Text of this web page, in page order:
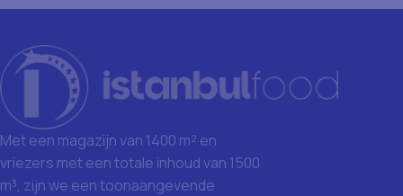
Met een magazijn van 1400 m² en
vriezers met een totale inhoud van 1500
m³, zijn we een toonaangevende